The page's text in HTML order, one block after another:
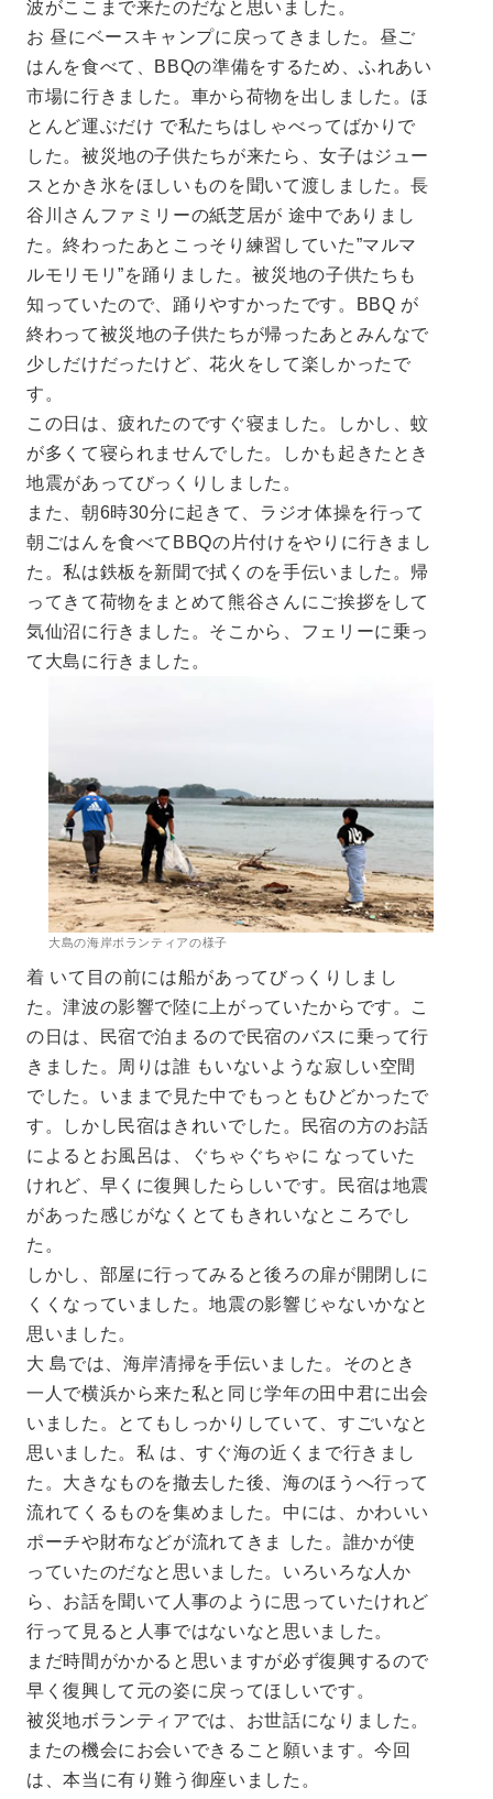
波がここまで来たのだなと思いました。
お 昼にベースキャンプに戻ってきました。昼ご
はんを食べて、BBQの準備をするため、ふれあい
市場に行きました。車から荷物を出しました。ほ
とんど運ぶだけ で私たちはしゃべってばかりで
した。被災地の子供たちが来たら、女子はジュー
スとかき氷をほしいものを聞いて渡しました。長
谷川さんファミリーの紙芝居が 途中でありまし
た。終わったあとこっそり練習していた”マルマ
ルモリモリ”を踊りました。被災地の子供たちも
知っていたので、踊りやすかったです。BBQ が
終わって被災地の子供たちが帰ったあとみんなで
少しだけだったけど、花火をして楽しかったで
す。
この日は、疲れたのですぐ寝ました。しかし、蚊
が多くて寝られませんでした。しかも起きたとき
地震があってびっくりしました。
また、朝6時30分に起きて、ラジオ体操を行って
朝ごはんを食べてBBQの片付けをやりに行きまし
た。私は鉄板を新聞で拭くのを手伝いました。帰
ってきて荷物をまとめて熊谷さんにご挨拶をして
気仙沼に行きました。そこから、フェリーに乗っ
て大島に行きました。
大島の海岸ボランティアの様子
着 いて目の前には船があってびっくりしまし
た。津波の影響で陸に上がっていたからです。こ
の日は、民宿で泊まるので民宿のバスに乗って行
きました。周りは誰 もいないような寂しい空間
でした。いままで見た中でもっともひどかったで
す。しかし民宿はきれいでした。民宿の方のお話
によるとお風呂は、ぐちゃぐちゃに なっていた
けれど、早くに復興したらしいです。民宿は地震
があった感じがなくとてもきれいなところでし
た。
しかし、部屋に行ってみると後ろの扉が開閉しに
くくなっていました。地震の影響じゃないかなと
思いました。
大 島では、海岸清掃を手伝いました。そのとき
一人で横浜から来た私と同じ学年の田中君に出会
いました。とてもしっかりしていて、すごいなと
思いました。私 は、すぐ海の近くまで行きまし
た。大きなものを撤去した後、海のほうへ行って
流れてくるものを集めました。中には、かわいい
ポーチや財布などが流れてきま した。誰かが使
っていたのだなと思いました。いろいろな人か
ら、お話を聞いて人事のように思っていたけれど
行って見ると人事ではないなと思いました。
まだ時間がかかると思いますが必ず復興するので
早く復興して元の姿に戻ってほしいです。
被災地ボランティアでは、お世話になりました。
またの機会にお会いできること願います。今回
は、本当に有り難う御座いました。